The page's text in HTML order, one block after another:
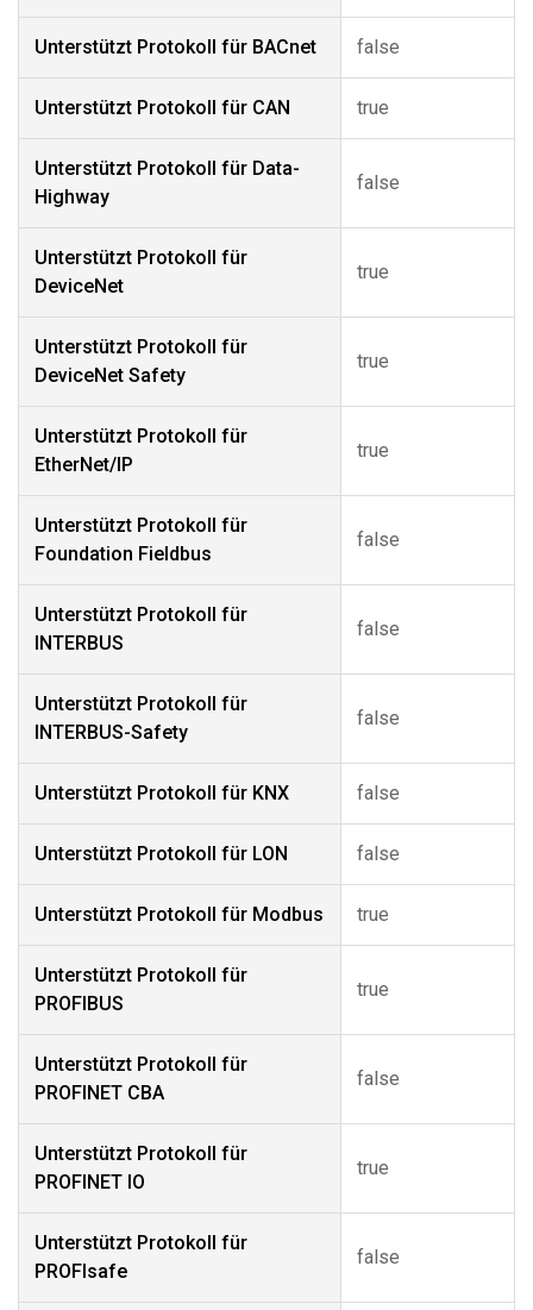
Unterstützt Protokoll für BACnet false
Unterstützt Protokoll für CAN true
Unterstützt Protokoll für Data-
Highway
false
Unterstützt Protokoll für
DeviceNet
true
Unterstützt Protokoll für
DeviceNet Safety
true
Unterstützt Protokoll für
EtherNet/IP
true
Unterstützt Protokoll für
Foundation Fieldbus
false
Unterstützt Protokoll für
INTERBUS
false
Unterstützt Protokoll für
INTERBUS-Safety
false
Unterstützt Protokoll für KNX false
Unterstützt Protokoll für LON false
Unterstützt Protokoll für Modbus true
Unterstützt Protokoll für
PROFIBUS
true
Unterstützt Protokoll für
PROFINET CBA
false
Unterstützt Protokoll für
PROFINET IO
true
Unterstützt Protokoll für
PROFIsafe
false